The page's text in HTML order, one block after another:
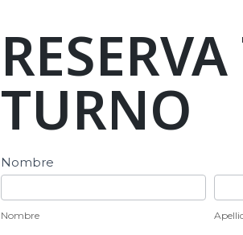
TURNO
Reserva
de
Turno
Nombre
Nombre